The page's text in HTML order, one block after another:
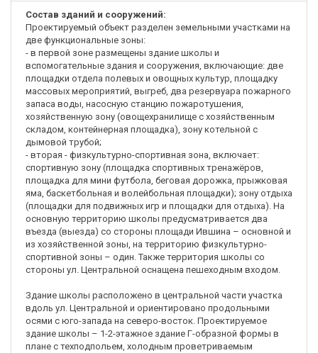
Состав зданий и сооружений:
Проектируемый объект разделен земельными участками на
две функциональные зоны:
- в первой зоне размещены здание школы и
вспомогательные здания и сооружения, включающие: две
площадки отдела полевых и овощных культур, площадку
массовых мероприятий, выгреб, два резервуара пожарного
запаса воды, насосную станцию пожаротушения,
хозяйственную зону (овощехранилище с хозяйственным
складом, контейнерная площадка), зону котельной с
дымовой трубой;
- вторая - физкультурно-спортивная зона, включает:
спортивную зону (площадка спортивных тренажёров,
площадка для мини футбола, беговая дорожка, прыжковая
яма, баскетбольная и волейбольная площадки); зону отдыха
(площадки для подвижных игр и площадки для отдыха). На
основную территорию школы предусматривается два
въезда (выезда) со стороны площади Ившина – основной и
из хозяйственной зоны, на территорию физкультурно-
спортивной зоны – один. Также территория школы со
стороны ул. Центральной оснащена пешеходным входом.
Здание школы расположено в центральной части участка
вдоль ул. Центральной и ориентировано продольными
осями с юго-запада на северо-восток. Проектируемое
здание школы – 1-2-этажное здание Г-образной формы в
плане с техподпольем, холодным проветриваемым